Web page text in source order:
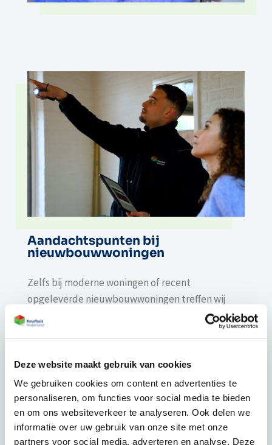
Deze website maakt gebruik van cookies
We gebruiken cookies om content en advertenties te
personaliseren, om functies voor social media te bieden
en om ons websiteverkeer te analyseren. Ook delen we
informatie over uw gebruik van onze site met onze
partners voor social media, adverteren en analyse. Deze
Aandachtspunten bij
nieuwbouwwoningen
Zelfs bij moderne woningen of recent
opgeleverde nieuwbouwwoningen treffen wij
tijdens een bouwkundige keuring regelmatig
aandachtspunten aan, waaronder:
constructieve of uitvoeringsfouten door snelle
onvolledige of slordige afwerking;
gebreken aan isolatie, installaties of
ventilatiesystemen.